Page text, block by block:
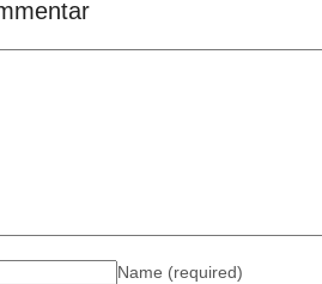
Name (required)